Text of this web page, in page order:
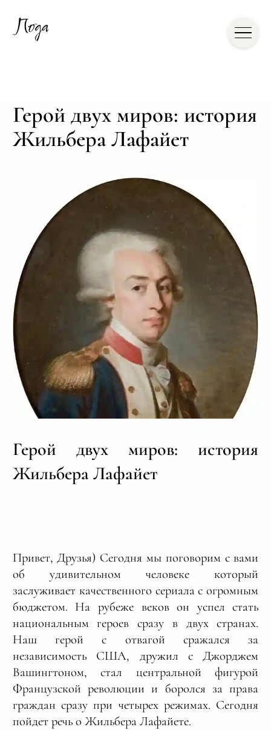
Герой двух миров: история
Жильбера Лафайет
Герой двух миров: история
Жильбера Лафайет
Привет, Друзья) Сегодня мы поговорим с вами
об удивительном человеке который
заслуживает качественного сериала с огромным
бюджетом. На рубеже веков он успел стать
национальным героев сразу в двух странах.
Наш герой с отвагой сражался за
независимость США, дружил с Джорджем
Вашингтоном, стал центральной фигурой
Французской революции и боролся за права
граждан сразу при четырех режимах. Сегодня
пойдет речь о Жильбера Лафайете.